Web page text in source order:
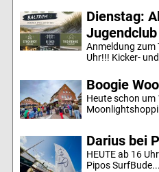
Dienstag:
Jugendclub
Anmeldung zum
Uhr!!! Kicker-
Boogie
Heute schon um
Darius bei
HEUTE ab 16
Pipos SurfBude...